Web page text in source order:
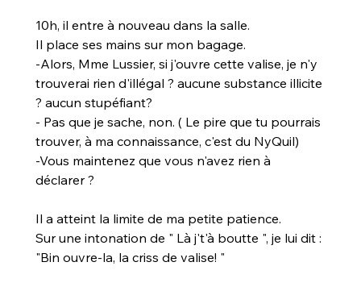
10h, il entre à nouveau dans la salle.
Il place ses mains sur mon bagage.
-Alors, Mme Lussier, si j'ouvre cette valise, je n'y
trouverai rien d'illégal ? aucune substance illicite
? aucun stupéfiant?
- Pas que je sache, non. ( Le pire que tu pourrais
trouver, à ma connaissance, c'est du NyQuil)
-Vous maintenez que vous n'avez rien à
déclarer ?
Il a atteint la limite de ma petite patience.
Sur une intonation de " Là j't'à boutte ", je lui dit :
"Bin ouvre-la, la criss de valise! "